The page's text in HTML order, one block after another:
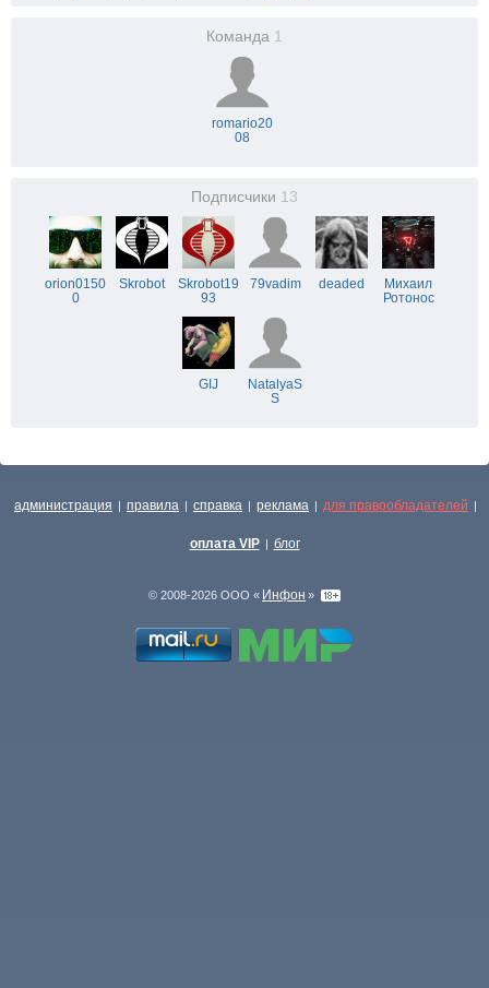
Команда 1
romario20
08
Подписчики 13
orion0150
0
Skrobot
Skrobot19
93
79vadim deaded
Михаил
Ротонос
GIJ
NatalyaS
S
администрация | правила | справка | реклама | для правообладателей |
оплата VIP | блог
© 2008-2026 ООО « Инфон »